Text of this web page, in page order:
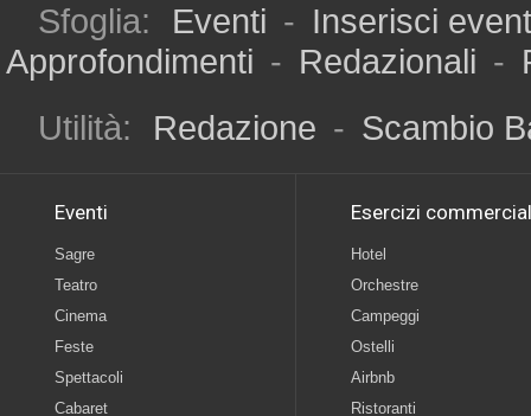
Sfoglia: Eventi - Inserisci
Approfondimenti - Redazionali -
Utilità:
Redazione - Scambio
Eventi
Sagre
Teatro
Cinema
Feste
Spettacoli
Cabaret
Esercizi
Hotel
Orchestre
Campeggi
Ostelli
Airbnb
Ristoranti